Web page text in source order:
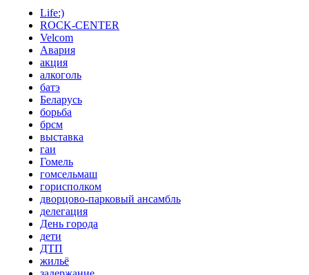
Life:)
ROCK-CENTER
Velcom
Авария
акция
алкоголь
батэ
Беларусь
борьба
брсм
выставка
гаи
Гомель
гомсельмаш
горисполком
дворцово-парковый ансамбль
делегация
День города
дети
ДТП
жильё